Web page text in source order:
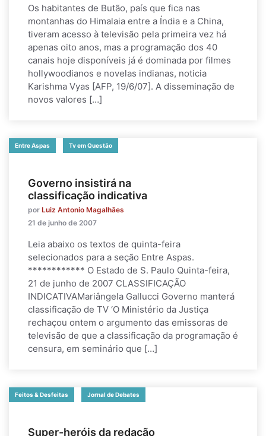
Os habitantes de Butão, país que fica nas
montanhas do Himalaia entre a Índia e a China,
tiveram acesso à televisão pela primeira vez há
apenas oito anos, mas a programação dos 40
canais hoje disponíveis já é dominada por filmes
hollywoodianos e novelas indianas, noticia
Karishma Vyas [AFP, 19/6/07]. A disseminação de
novos valores […]
Entre Aspas Tv em Questão
Governo insistirá na
classificação indicativa
por Luiz Antonio Magalhães
21 de junho de 2007
Leia abaixo os textos de quinta-feira
selecionados para a seção Entre Aspas.
************ O Estado de S. Paulo Quinta-feira,
21 de junho de 2007 CLASSIFICAÇÃO
INDICATIVAMariângela Gallucci Governo manterá
classificação de TV ‘O Ministério da Justiça
rechaçou ontem o argumento das emissoras de
televisão de que a classificação da programação é
censura, em seminário que […]
Feitos & Desfeitas Jornal de Debates
Super-heróis da redação